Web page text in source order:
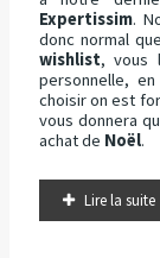
Expertissim.
donc normal
wishlist, vous
personnelle,
choisir on est
vous donnera
achat de Noël.
Lire la suite